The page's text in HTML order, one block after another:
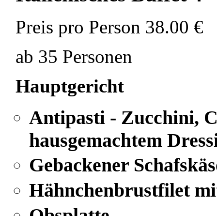
Preis pro Person 38.00 €
ab 35 Personen
Hauptgericht
Antipasti - Zucchini,
hausgemachtem
Gebackener
Hähnchenbrustfilet